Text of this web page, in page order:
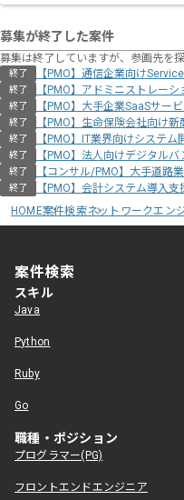
募集が終了した案件
募集は終了していますが、参画先を
終了 【PMO】通信企業向け
終了 【PMO】アドミニストレーシ
終了 【PMO】大手企業SaaSサー
終了 【PMO】生命保険会社向け新
終了 【PMO】IT業界向けシステ
終了 【PMO】法人向けデジタル
終了 【コンサル/PMO】大手道路
終了
【PMO】会計システム導入支
HOME案件検索ネットワークエン
案件検索
スキル
Java
Python
Ruby
Go
職種・ポジション
プログラマー(PG)
フロントエンドエンジニア